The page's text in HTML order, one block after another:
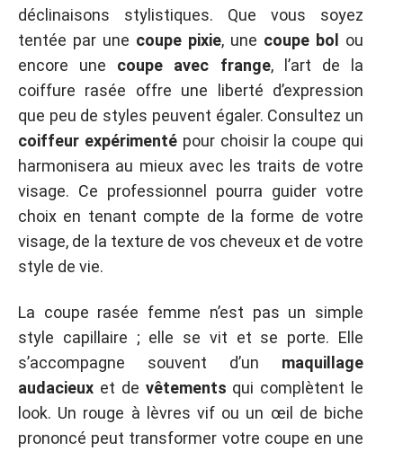
déclinaisons stylistiques. Que vous soyez
tentée par une coupe pixie, une coupe bol
ou
encore une coupe avec frange, l’art de la
coiffure rasée offre une liberté d’expression
que peu de styles peuvent égaler. Consultez un
coiffeur expérimentépour choisir la coupe qui
harmonisera au mieux avec les traits de votre
visage. Ce professionnel pourra guider votre
choix en tenant compte de la forme de votre
visage, de la texture de vos cheveux et de votre
style de vie.
La coupe rasée femme n’est pas un simple
style capillaire ; elle se vit et se porte. Elle
s’accompagne souvent d’un maquillage
audacieux et de vêtements qui complètent le
look. Un rouge à lèvres vif ou un œil de biche
prononcé peut transformer votre coupe en une